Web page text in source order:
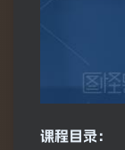
课程目录：